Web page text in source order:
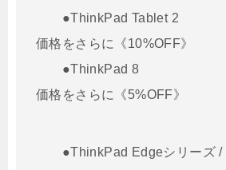
●ThinkPad Tablet 2
価格をさらに《10%OFF》
●ThinkPad 8 →
価格をさらに《5%OFF》
●ThinkPad Edgeシリーズ /